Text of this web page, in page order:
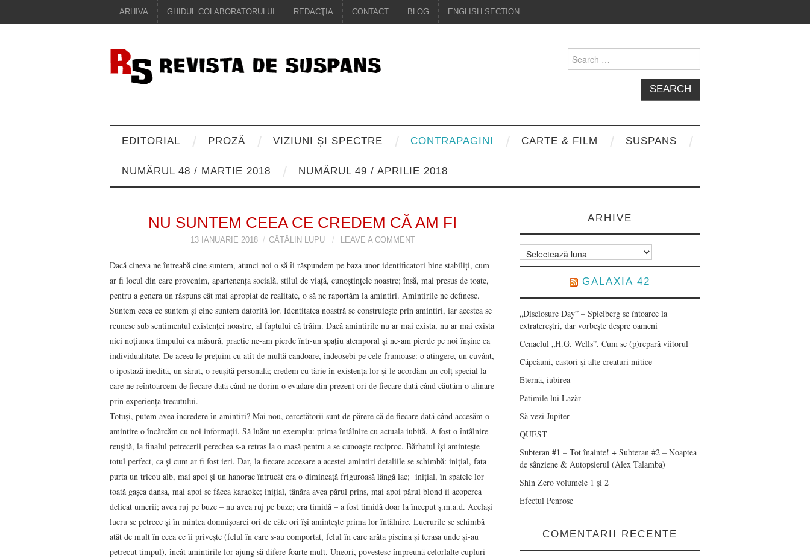
ARHIVA GHIDUL COLABORATORULUI REDACŢIA CONTACT BLOG ENGLISH SECTION
Search
for:
EDITORIAL PROZĂ VIZIUNI ȘI SPECTRE CONTRAPAGINI CARTE & FILM SUSPANS
NUMĂRUL 48 / MARTIE 2018 NUMĂRUL 49 / APRILIE 2018
NU SUNTEM CEEA CE CREDEM CĂ AM FI
13 IANUARIE 2018 CĂTĂLIN LUPU LEAVE A COMMENT
Dacă cineva ne întreabă cine suntem, atunci noi o să îi răspundem pe baza unor identificatori bine stabiliți, cum
ar fi locul din care provenim, apartenența socială, stilul de viață, cunoștințele noastre; însă, mai presus de toate,
pentru a genera un răspuns cât mai apropiat de realitate, o să ne raportăm la amintiri. Amintirile ne definesc.
Suntem ceea ce suntem și cine suntem datorită lor. Identitatea noastră se construiește prin amintiri, iar acestea se
reunesc sub sentimentul existenței noastre, al faptului că trăim. Dacă amintirile nu ar mai exista, nu ar mai exista
nici noțiunea timpului ca măsură, practic ne-am pierde într-un spațiu atemporal și ne-am pierde pe noi înșine ca
individualitate. De aceea le prețuim cu atît de multă candoare, îndeosebi pe cele frumoase: o atingere, un cuvânt,
o ipostază inedită, un sărut, o reușită personală; credem cu tărie în existența lor și le acordăm un colț special la
care ne reîntoarcem de fiecare dată când ne dorim o evadare din prezent ori de fiecare dată când căutăm o alinare
prin experiența trecutului.
Totuși, putem avea încredere în amintiri? Mai nou, cercetătorii sunt de părere că de fiecare dată când accesăm o
amintire o încărcăm cu noi informații. Să luăm un exemplu: prima întâlnire cu actuala iubită. A fost o întâlnire
reușită, la finalul petrecerii perechea s-a retras la o masă pentru a se cunoaște reciproc. Bărbatul își amintește
totul perfect, ca și cum ar fi fost ieri. Dar, la fiecare accesare a acestei amintiri detaliile se schimbă: inițial, fata
purta un tricou alb, mai apoi și un hanorac întrucât era o dimineață friguroasă lângă lac; inițial, în spatele lor
toată gașca dansa, mai apoi se făcea karaoke; inițial, tânăra avea părul prins, mai apoi părul blond îi acoperea
delicat umerii; avea ruj pe buze – nu avea ruj pe buze; era timidă – a fost timidă doar la început ș.m.a.d. Același
lucru se petrece și în mintea domnișoarei ori de câte ori își amintește prima lor întâlnire. Lucrurile se schimbă
atât de mult în ceea ce îi privește (felul în care s-au comportat, felul în care arăta piscina și terasa unde și-au
petrecut timpul), încât amintirile lor ajung să difere foarte mult. Uneori, povestesc împreună celorlalte cupluri
ARHIVE
Arhive
GALAXIA 42
„Disclosure Day” – Spielberg se întoarce la
extratereștri, dar vorbește despre oameni
Cenaclul „H.G. Wells”. Cum se (p)repară viitorul
Căpcăuni, castori și alte creaturi mitice
Eternă, iubirea
Patimile lui Lazăr
Să vezi Jupiter
QUEST
Subteran #1 – Tot înainte! + Subteran #2 – Noaptea
de sânziene & Autopsierul (Alex Talamba)
Shin Zero volumele 1 și 2
Efectul Penrose
COMENTARII RECENTE